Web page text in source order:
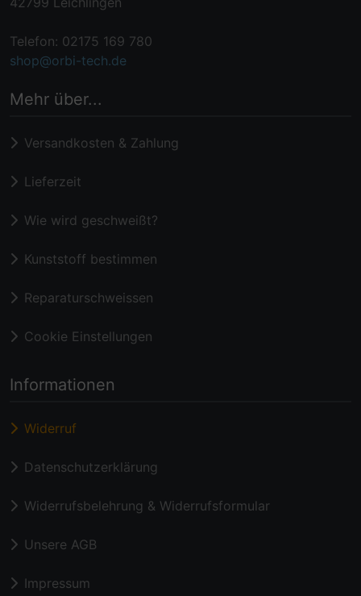
Telefon: 02175 169 780
shop@orbi-tech.de
Mehr über...
Versandkosten & Zahlung
Lieferzeit
Wie wird geschweißt?
Kunststoff bestimmen
Reparaturschweissen
Cookie Einstellungen
Informationen
Widerruf
Datenschutzerklärung
Widerrufsbelehrung & Widerrufsformular
Unsere AGB
Impressum